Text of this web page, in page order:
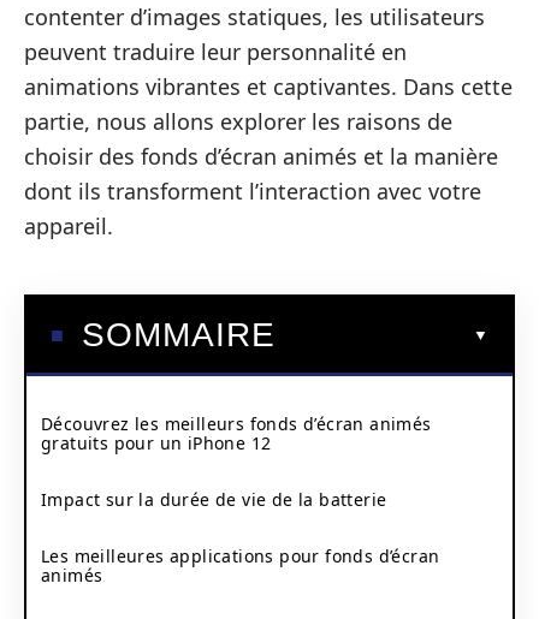
contenter d’images statiques, les utilisateurs
peuvent traduire leur personnalité en
animations vibrantes et captivantes. Dans cette
partie, nous allons explorer les raisons de
choisir des fonds d’écran animés et la manière
dont ils transforment l’interaction avec votre
appareil.
SOMMAIRE
Découvrez les meilleurs fonds d’écran animés
gratuits pour un iPhone 12
Impact sur la durée de vie de la batterie
Les meilleures applications pour fonds d’écran
animés